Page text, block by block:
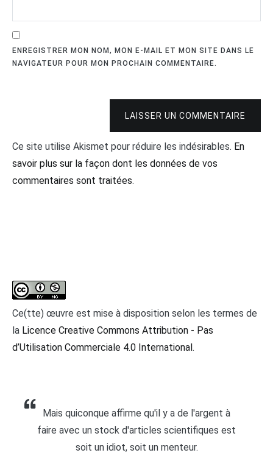
ENREGISTRER MON NOM, MON E-MAIL ET MON SITE DANS LE
NAVIGATEUR POUR MON PROCHAIN COMMENTAIRE.
LAISSER UN COMMENTAIRE
Ce site utilise Akismet pour réduire les indésirables. En
savoir plus sur la façon dont les données de vos
commentaires sont traitées.
Ce(tte) œuvre est mise à disposition selon les termes de
la Licence Creative Commons Attribution - Pas
d’Utilisation Commerciale 4.0 International.
Mais quiconque affirme qu'il y a de l'argent à
faire avec un stock d'articles scientifiques est
soit un idiot, soit un menteur.